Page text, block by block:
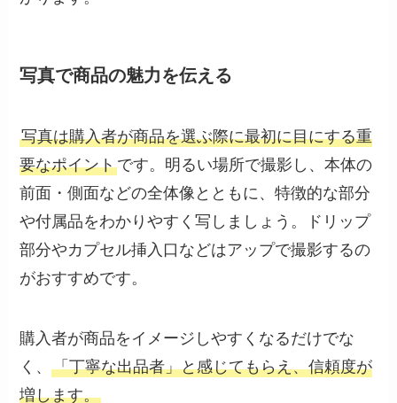
写真で商品の魅力を伝える
写真は購入者が商品を選ぶ際に最初に目にする重
要なポイントです。明るい場所で撮影し、本体の
前面・側面などの全体像とともに、特徴的な部分
や付属品をわかりやすく写しましょう。ドリップ
部分やカプセル挿入口などはアップで撮影するの
がおすすめです。
購入者が商品をイメージしやすくなるだけでな
く、「丁寧な出品者」と感じてもらえ、信頼度が
増します。